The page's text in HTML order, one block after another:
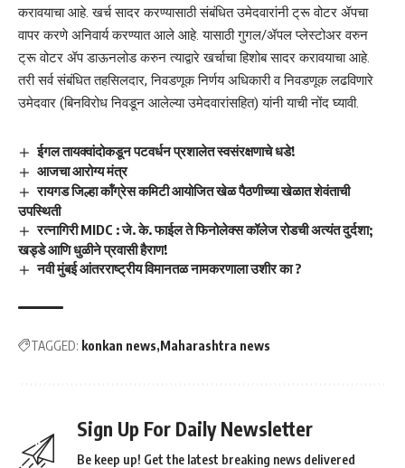
करावयाचा आहे. खर्च सादर करण्यासाठी संबंधित उमेदवारांनी ट्रू वोटर ॲपचा
वापर करणे अनिवार्य करण्यात आले आहे. यासाठी गुगल/ॲपल प्लेस्टोअर वरुन
ट्रू वोटर ॲप डाऊनलोड करुन त्याद्वारे खर्चाचा हिशोब सादर करावयाचा आहे.
तरी सर्व संबंधित तहसिलदार, निवडणूक निर्णय अधिकारी व निवडणूक लढविणारे
उमेदवार (बिनविरोध निवडून आलेल्या उमेदवारांसहित) यांनी याची नोंद घ्यावी.
ईगल तायक्वांदोकडून पटवर्धन प्रशालेत स्वसंरक्षणाचे धडे!
आजचा आरोग्य मंत्र
रायगड जिल्हा कॉंग्रेस कमिटी आयोजित खेळ पैठणीच्या खेळात शेवंताची
उपस्थिती
रत्नागिरी MIDC : जे. के. फाईल ते फिनोलेक्स कॉलेज रोडची अत्यंत दुर्दशा;
खड्डे आणि धुळीने प्रवासी हैराण!
नवी मुंबई आंतरराष्ट्रीय विमानतळ नामकरणाला उशीर का ?
TAGGED: konkan news Maharashtra news
Sign Up For Daily Newsletter
Be keep up! Get the latest breaking news delivered